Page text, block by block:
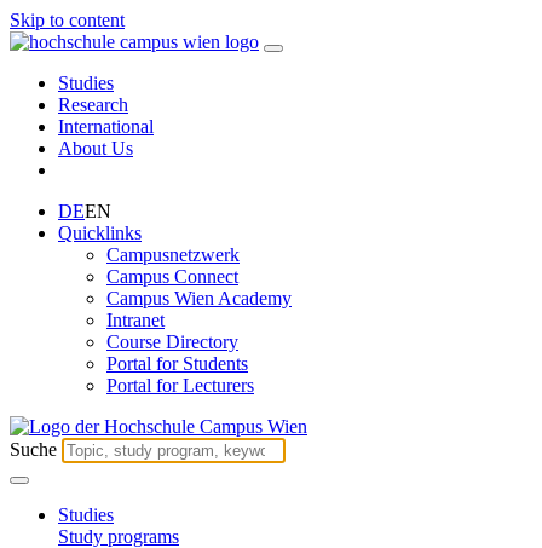
Skip to content
Studies
Research
International
About Us
DEEN
Quicklinks
Campusnetzwerk
Campus Connect
Campus Wien Academy
Intranet
Course Directory
Portal for Students
Portal for Lecturers
Suche
Studies
Study programs